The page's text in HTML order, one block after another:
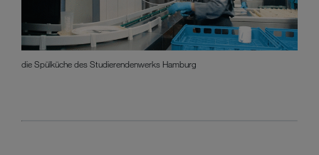
die Spülküche des Studierendenwerks Hamburg